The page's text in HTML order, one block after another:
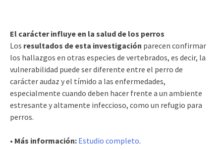
El carácter influye en la salud de los perros
Los resultados de esta investigación parecen confirmar
los hallazgos en otras especies de vertebrados, es decir, la
vulnerabilidad puede ser diferente entre el perro de
carácter audaz y el tímido a las enfermedades,
especialmente cuando deben hacer frente a un ambiente
estresante y altamente infeccioso, como un refugio para
perros.
• Más información: Estudio completo.